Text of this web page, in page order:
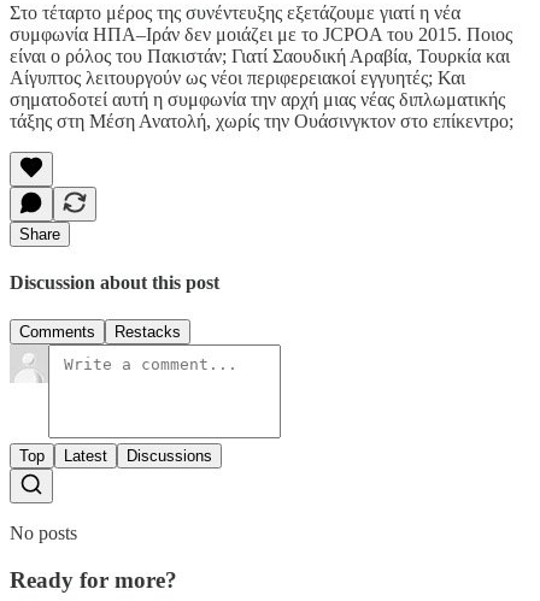
Στο τέταρτο μέρος της συνέντευξης εξετάζουμε γιατί η νέα
συμφωνία ΗΠΑ–Ιράν δεν μοιάζει με το JCPOA του 2015. Ποιος
είναι ο ρόλος του Πακιστάν; Γιατί Σαουδική Αραβία, Τουρκία και
Αίγυπτος λειτουργούν ως νέοι περιφερειακοί εγγυητές; Και
σηματοδοτεί αυτή η συμφωνία την αρχή μιας νέας διπλωματικής
τάξης στη Μέση Ανατολή, χωρίς την Ουάσινγκτον στο επίκεντρο;
Share
Discussion about this post
Comments Restacks
Top Latest Discussions
No posts
Ready for more?